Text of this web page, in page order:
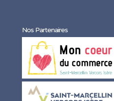
Nos Partenaires